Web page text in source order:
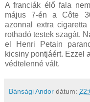
A franciák élő fala
május 7-én a Côte
azonnal extra
rothadó testek szagát.
el Henri Petain
kicsiny pontjáért. Ezzel
védtelenné vált.
Bánsági Andor dátum: